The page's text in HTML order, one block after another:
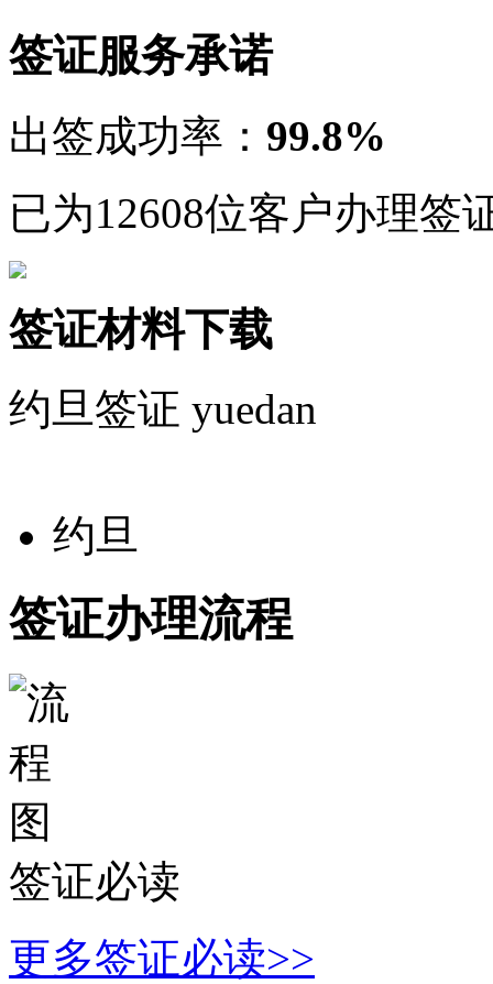
签证服务承诺
出签成功率： 99.8%
已为12608位客户办理签
签证材料下载
约旦签证 yuedan
约旦
签证办理流程
签证必读
更多签证必读>>